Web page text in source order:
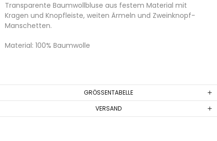
Transparente Baumwollbluse aus festem Material mit
Kragen und Knopfleiste, weiten Ärmeln und Zweinknopf-
Manschetten.
Material: 100% Baumwolle
GRÖSSENTABELLE
VERSAND